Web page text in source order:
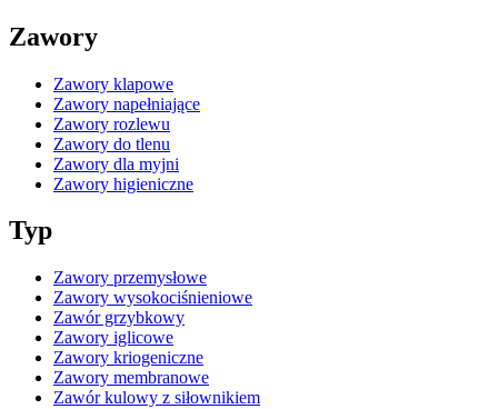
Zawory
Zawory klapowe
Zawory napełniające
Zawory rozlewu
Zawory do tlenu
Zawory dla myjni
Zawory higieniczne
Typ
Zawory przemysłowe
Zawory wysokociśnieniowe
Zawór grzybkowy
Zawory iglicowe
Zawory kriogeniczne
Zawory membranowe
Zawór kulowy z siłownikiem